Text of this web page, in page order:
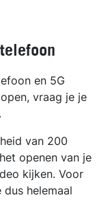
en 5G
vraag je je
van 200
openen van je
kijken. Voor
helemaal